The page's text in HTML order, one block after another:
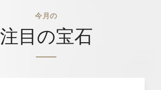
今月の
注目の宝石